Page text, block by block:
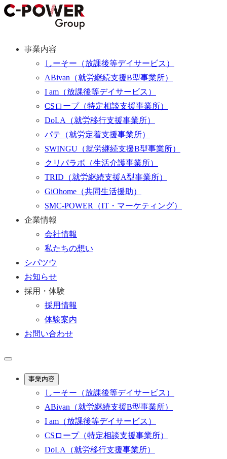
事業内容
しーそー （放課後等デイサービス）
ABivan （就労継続支援B型事業所）
I am （放課後等デイサービス）
CSロープ（特定相談支援事業所）
DoLA
（就労移行支援事業所）
パテ （就労定着支援事業所）
SWINGU （就労継続支援B型事業所）
クリパラボ （生活介護事業所）
TRID （就労継続支援A型事業所）
GiOhome （共同生活援助）
SMC-POWER
（IT・マーケティング）
企業情報
会社情報
私たちの想い
シパツウ
お知らせ
採用・体験
採用情報
体験案内
お問い合わせ
事業内容
しーそー （放課後等デイサービス）
ABivan （就労継続支援B型事業所）
I am （放課後等デイサービス）
CSロープ（特定相談支援事業所）
DoLA
（就労移行支援事業所）